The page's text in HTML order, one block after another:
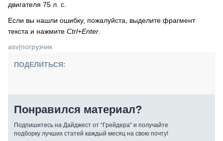
двигателя 75 л. с.
Если вы нашли ошибку, пожалуйста, выделите фрагмент
текста и нажмите Ctrl+Enter
asv|погрузчик
ПОДЕЛИТЬСЯ:
Понравился материал?
Подпишитесь на Дайджест от “Грейдера” и получайте
подборку лучших статей каждый месяц на свою почту!